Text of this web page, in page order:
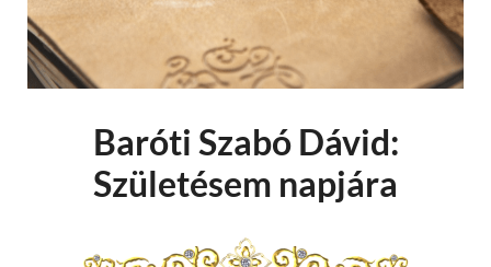
Baróti Szabó Dávid:
Születésem napjára